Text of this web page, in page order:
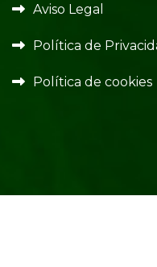
Aviso Legal
Política de
Política de cookies